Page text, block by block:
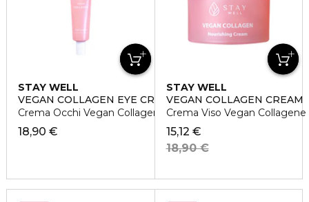
STAY WELL
VEGAN COLLAGEN EYE CREAM
Crema Occhi Vegan Collagene
18,90 €
STAY WELL
VEGAN COLLAGEN CREAM
Crema Viso Vegan Collagene
15,12 €
18,90 €